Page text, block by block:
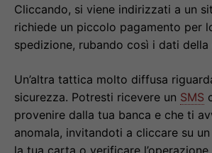
Cliccando, si viene indirizzati a un
richiede un piccolo pagamento per
spedizione, rubando così i dati della
Un’altra tattica molto diffusa
sicurezza. Potresti ricevere un SMS
provenire dalla tua banca e che ti
anomala, invitandoti a cliccare su